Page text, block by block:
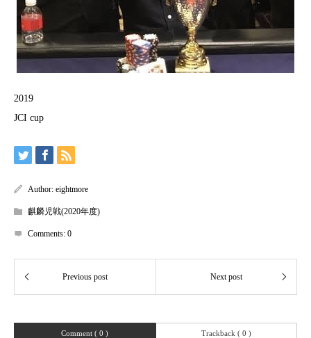
2019
JCI cup
Author: eightmore
麒麟児戦(2020年度)
Comments: 0
Comment ( 0 ) Trackback ( 0 )